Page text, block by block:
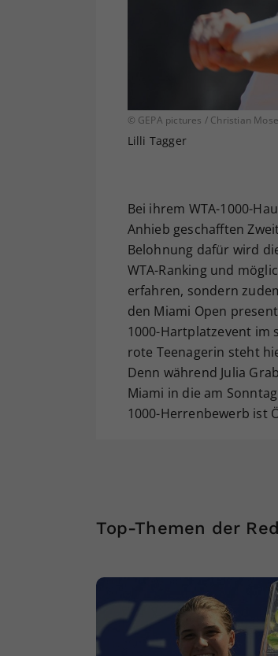
© GEPA pictures / Christian
Lilli Tagger
Bei ihrem WTA-1000-
Anhieb geschafften
Belohnung dafür wird
WTA-Ranking und
erfahren, sondern
den Miami Open
1000-Hartplatzevent im
rote Teenagerin steht
Denn während Julia
Miami in die am
1000-Herrenbewerb ist
Top-Themen der